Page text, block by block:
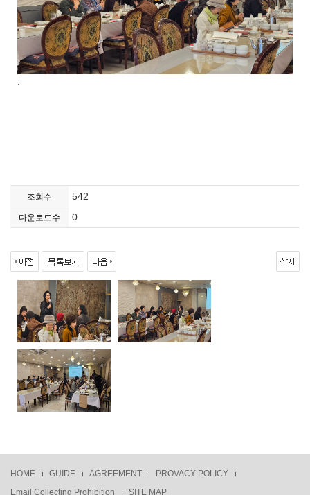
조회수 542
다운로드수 0
HOME GUIDE AGREEMENT
PROVACY POLICY
Email Collecting Prohibition
SITE MAP